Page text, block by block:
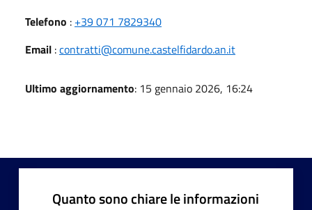
Telefono : +39 071 7829340
Email :contratti@comune.castelfidardo.an.it
Ultimo aggiornamento: 15 gennaio 2026, 16:24
Quanto sono chiare le informazioni